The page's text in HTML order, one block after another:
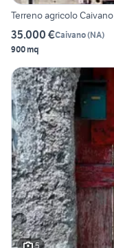
Terreno agricolo Caivano
35.000 €Caivano(NA)
900 mq
5